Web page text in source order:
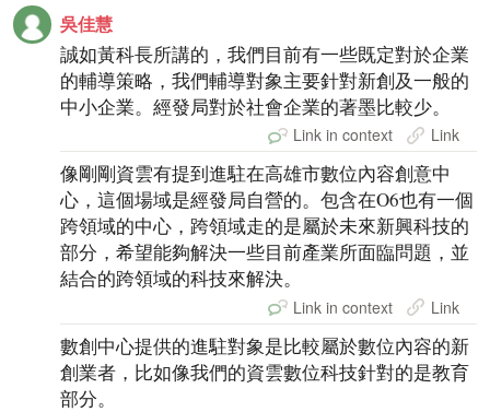
吳佳慧
誠如黃科長所講的，我們目前有一些既定對於企業
的輔導策略，我們輔導對象主要針對新創及一般的
中小企業。經發局對於社會企業的著墨比較少。
Link in context Link
像剛剛資雲有提到進駐在高雄市數位內容創意中
心，這個場域是經發局自營的。包含在O6也有一個
跨領域的中心，跨領域走的是屬於未來新興科技的
部分，希望能夠解決一些目前產業所面臨問題，並
結合的跨領域的科技來解決。
Link in context Link
數創中心提供的進駐對象是比較屬於數位內容的新
創業者，比如像我們的資雲數位科技針對的是教育
部分。